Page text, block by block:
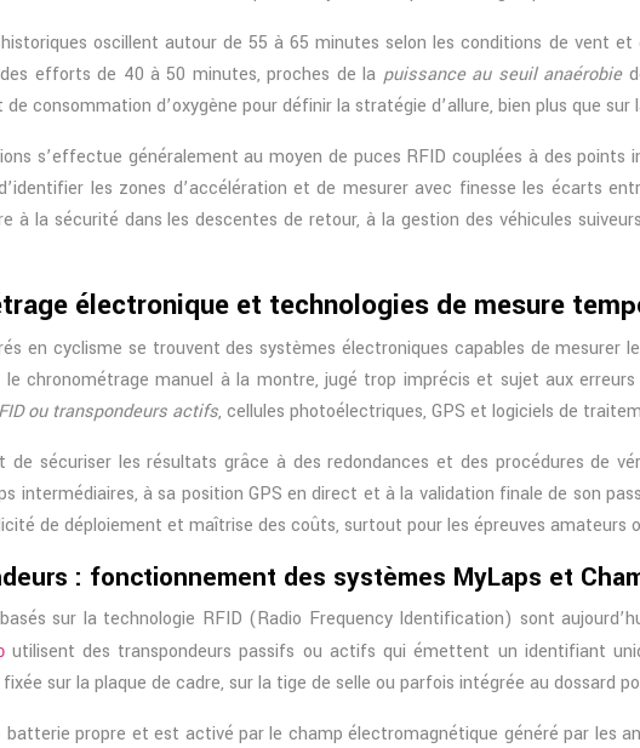
oscillent autour de 55 à 65 minutes selon les conditions de vent
efforts de 40 à 50 minutes, proches de la puissance au seuil anaérobie
consommation d’oxygène pour définir la stratégie d’allure, bien plus que
s’effectue généralement au moyen de puces RFID couplées à des
les zones d’accélération et de mesurer avec finesse les écarts
à la sécurité dans les descentes de retour, à la gestion des véhicules
électronique et technologies de mesure
en cyclisme se trouvent des systèmes électroniques capables de mesurer
chronométrage manuel à la montre, jugé trop imprécis et sujet aux
ou transpondeurs actifs, cellules photoélectriques, GPS et logiciels de
sécuriser les résultats grâce à des redondances et des procédures de
intermédiaires, à sa position GPS en direct et à la validation finale de son
de déploiement et maîtrise des coûts, surtout pour les épreuves amateurs
: fonctionnement des systèmes MyLaps et
sur la technologie RFID (Radio Frequency Identification) sont
utilisent des transpondeurs passifs ou actifs qui émettent un identifiant
sur la plaque de cadre, sur la tige de selle ou parfois intégrée au dossard
batterie propre et est activé par le champ électromagnétique généré par les